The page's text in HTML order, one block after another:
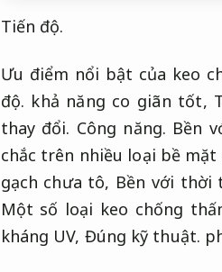
Tiến độ.
Ưu điểm nổi bật của keo
độ. khả năng co giãn tốt,
thay đổi. Công năng. Bền
chắc trên nhiều loại bề
gạch chưa tô, Bền với thời
Một số loại keo chống
kháng UV, Đúng kỹ thuật.